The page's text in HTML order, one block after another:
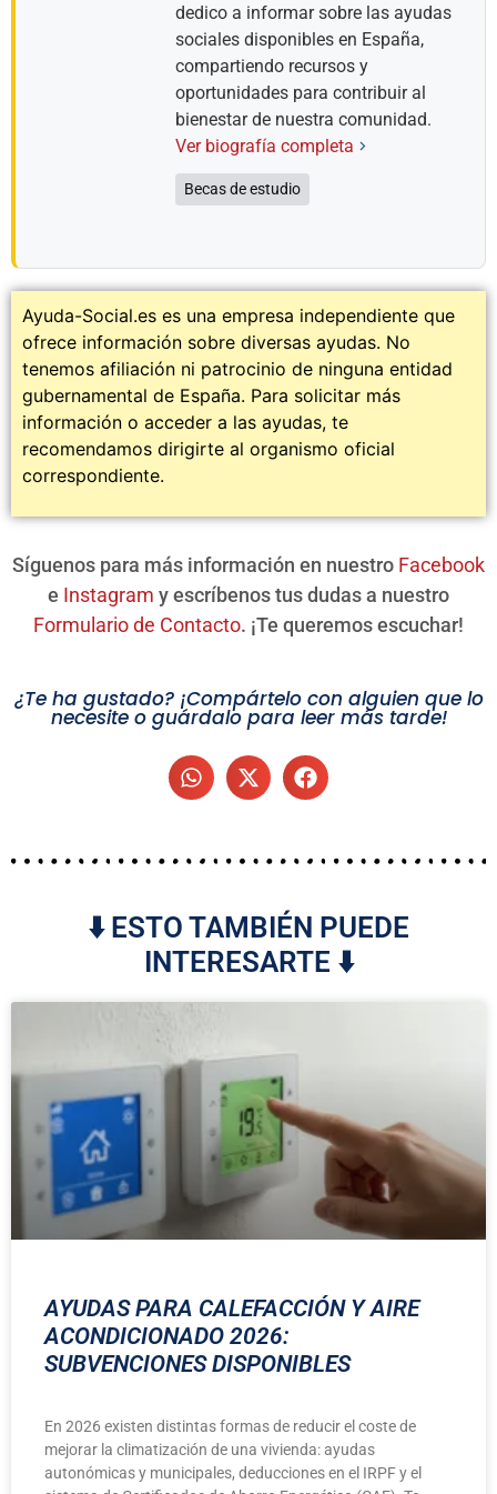
dedico a informar sobre las ayudas
sociales disponibles en España,
compartiendo recursos y
oportunidades para contribuir al
bienestar de nuestra comunidad.
Ver biografía completa
Becas de estudio
Ayuda-Social.es es una empresa independiente que
ofrece información sobre diversas ayudas. No
tenemos afiliación ni patrocinio de ninguna entidad
gubernamental de España. Para solicitar más
información o acceder a las ayudas, te
recomendamos dirigirte al organismo oficial
correspondiente.
Síguenos para más información en nuestro Facebook
e Instagram y escríbenos tus dudas a nuestro
Formulario de Contacto. ¡Te queremos escuchar!
¿Te ha gustado? ¡Compártelo con alguien que lo
necesite o guárdalo para leer más tarde!
⬇️ ESTO TAMBIÉN PUEDE
INTERESARTE ⬇️
AYUDAS PARA CALEFACCIÓN Y AIRE
ACONDICIONADO 2026:
SUBVENCIONES DISPONIBLES
En 2026 existen distintas formas de reducir el coste de
mejorar la climatización de una vivienda: ayudas
autonómicas y municipales, deducciones en el IRPF y el